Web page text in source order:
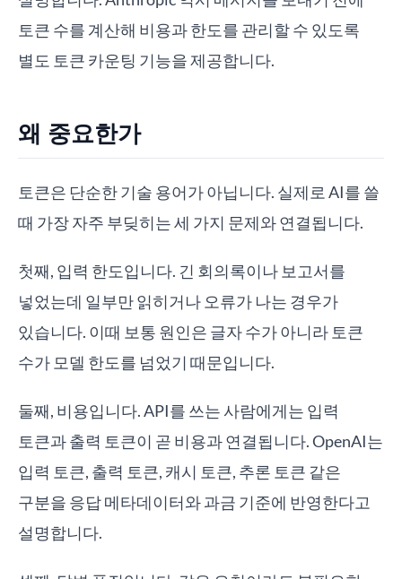
토큰 수를 계산해 비용과 한도를 관리할 수 있도록
별도 토큰 카운팅 기능을 제공합니다.
왜 중요한가
토큰은 단순한 기술 용어가 아닙니다. 실제로 AI를 쓸
때 가장 자주 부딪히는 세 가지 문제와 연결됩니다.
첫째, 입력 한도입니다. 긴 회의록이나 보고서를
넣었는데 일부만 읽히거나 오류가 나는 경우가
있습니다. 이때 보통 원인은 글자 수가 아니라 토큰
수가 모델 한도를 넘었기 때문입니다.
둘째, 비용입니다. API를 쓰는 사람에게는 입력
토큰과 출력 토큰이 곧 비용과 연결됩니다. OpenAI는
입력 토큰, 출력 토큰, 캐시 토큰, 추론 토큰 같은
구분을 응답 메타데이터와 과금 기준에 반영한다고
설명합니다.